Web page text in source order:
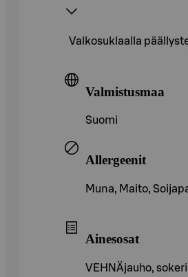
Valkosuklaalla
Valmistusmaa
Suomi
Allergeenit
Muna, Maito,
Ainesosat
VEHNÄjauho,